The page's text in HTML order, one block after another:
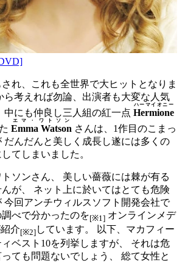
れ、これも全世界で大ヒットとなりま
ら考えれば勿論、出演者も大変な人気
中にも仲良し三人組の紅一点 Hermione
ハーマイオニー
Emma Watson
エマ・ワトソン
さんは、1作目のこまっ
だんだんと美しく成長し遂には多くの
てしまいました。
ソンさん、 美しい薔薇には棘が有る
が、 ネット上に於いてはとても危険
今回アンチウィルスソフト開発会社で
べで分かったのを[※1] オンラインメデ
介[※2] しています。 以下、マカフィー
ベスト10を列挙しますが、 それは危
ても問題ないでしょう、 総て女性と